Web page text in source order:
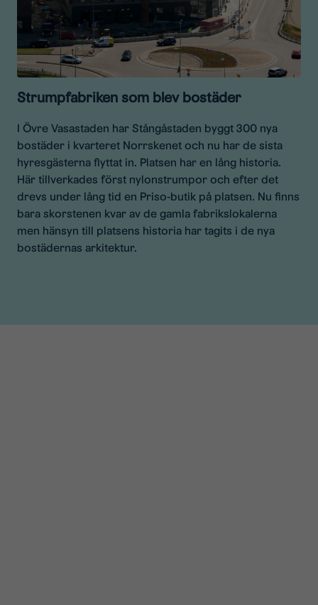
Strumpfabriken som blev bostäder
I Övre Vasastaden har Stångåstaden byggt 300 nya
bostäder i kvarteret Norrskenet och nu har de sista
hyresgästerna flyttat in. Platsen har en lång historia.
Här tillverkades först nylonstrumpor och efter det
drevs under lång tid en Priso-butik på platsen. Nu finns
bara skorstenen kvar av de gamla fabrikslokalerna
men hänsyn till platsens historia har tagits i de nya
bostädernas arkitektur.